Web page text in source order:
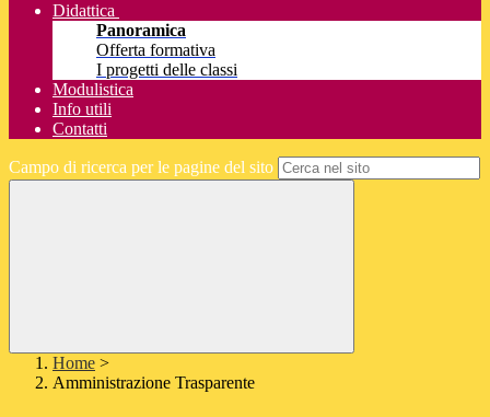
Didattica
Panoramica
Offerta formativa
I progetti delle classi
Modulistica
Info utili
Contatti
Campo di ricerca per le pagine del sito
Home >
Amministrazione Trasparente